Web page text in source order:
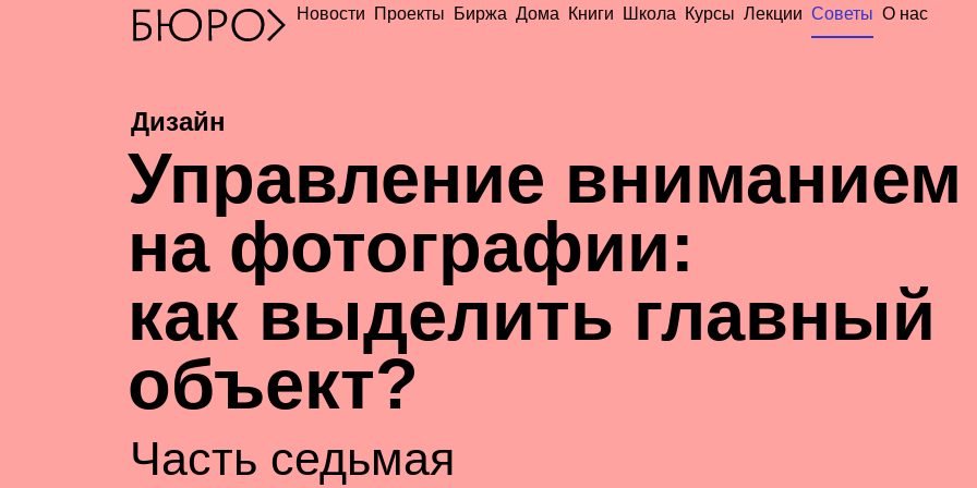
Новости Проекты Биржа Дома Книги Школа Курсы Лекции Советы О нас
Дизайн
Управление вниманием
на фотографии:
как выделить главный
объект?
Часть седьмая